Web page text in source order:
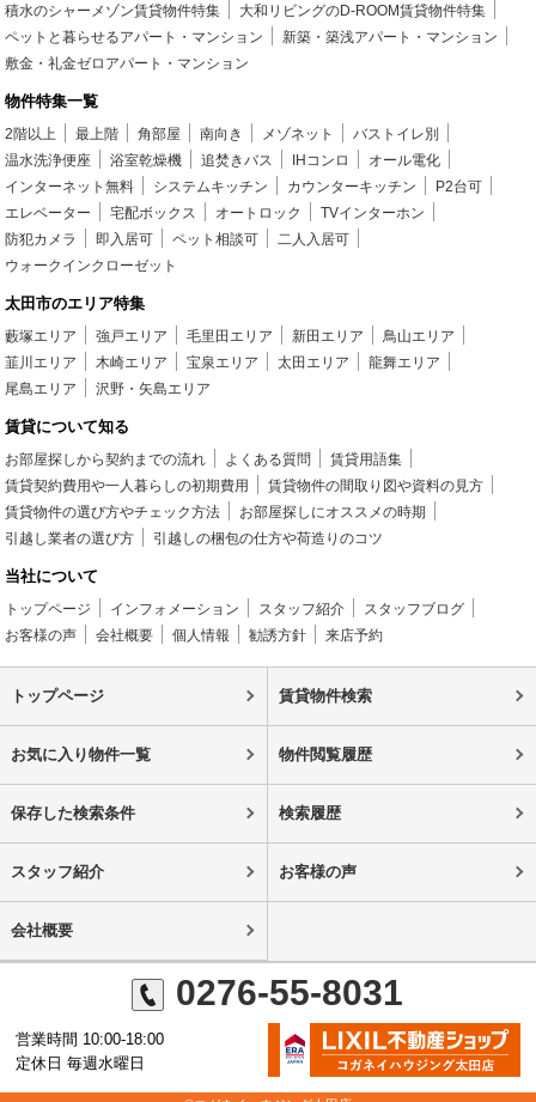
積水のシャーメゾン賃貸物件特集
大和リビングのD-ROOM賃貸物件特集
ペットと暮らせるアパート・マンション
新築・築浅アパート・マンション
敷金・礼金ゼロアパート・マンション
物件特集一覧
2階以上 最上階 角部屋 南向き メゾネット
バストイレ別
温水洗浄便座
浴室乾燥機 追焚きバス IHコンロ
オール電化
インターネット無料
システムキッチン カウンターキッチン
P2台可
エレベーター
宅配ボックス オートロック
TVインターホン
防犯カメラ
即入居可 ペット相談可
二人入居可
ウォークインクローゼット
太田市のエリア特集
藪塚エリア 強戸エリア 毛里田エリア 新田エリア
鳥山エリア
韮川エリア
木崎エリア 宝泉エリア 太田エリア
龍舞エリア
尾島エリア
沢野・矢島エリア
賃貸について知る
お部屋探しから契約までの流れ よくある質問
賃貸用語集
賃貸契約費用や一人暮らしの初期費用
賃貸物件の間取り図や資料の見方
賃貸物件の選び方やチェック方法
お部屋探しにオススメの時期
引越し業者の選び方
引越しの梱包の仕方や荷造りのコツ
当社について
トップページ インフォメーション スタッフ紹介
スタッフブログ
お客様の声
会社概要 個人情報 勧誘方針 来店予約
トップページ 賃貸物件検索
お気に入り物件一覧 物件閲覧履歴
保存した検索条件 検索履歴
スタッフ紹介 お客様の声
会社概要
0276-55-8031
営業時間 10:00-18:00
定休日 毎週水曜日